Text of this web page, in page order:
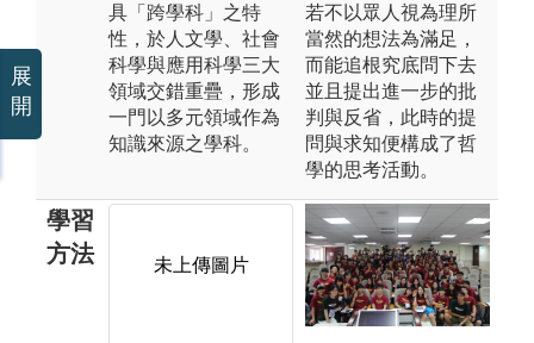
具「跨學科」之特
性，於人文學、社會
科學與應用科學三大
領域交錯重疊，形成
一門以多元領域作為
知識來源之學科。
若不以眾人視為理所
當然的想法為滿足，
而能追根究底問下去
並且提出進一步的批
判與反省，此時的提
問與求知便構成了哲
學的思考活動。
學習
方法
未上傳圖片 未上傳圖片
展
開